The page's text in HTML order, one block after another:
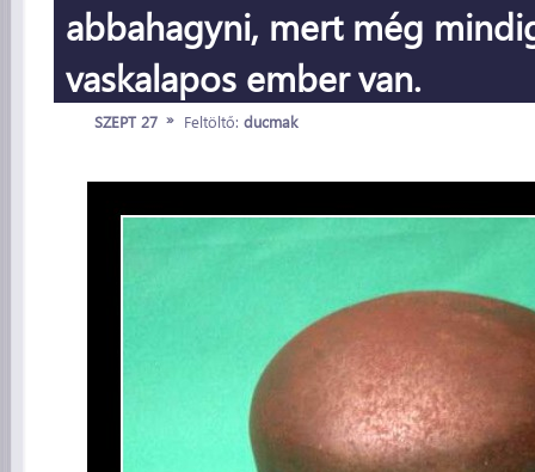
abbahagyni, mert még
vaskalapos ember van.
SZEPT 27 » Feltöltő: ducmak